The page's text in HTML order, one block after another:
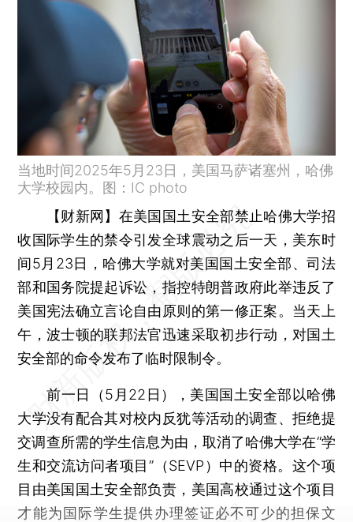
当地时间2025年5月23日，美国马萨诸塞州，哈佛
大学校园内。图：IC photo
【财新网】 在美国国土安全部禁止哈佛大学招
收国际学生的禁令引发全球震动之后一天，美东时
间5月23日，哈佛大学就对美国国土安全部、司法
部和国务院提起诉讼，指控特朗普政府此举违反了
美国宪法确立言论自由原则的第一修正案。当天上
午，波士顿的联邦法官迅速采取初步行动，对国土
安全部的命令发布了临时限制令。
前一日（5月22日），美国国土安全部以哈佛
大学没有配合其对校内反犹等活动的调查、拒绝提
交调查所需的学生信息为由，取消了哈佛大学在“学
生和交流访问者项目”（SEVP）中的资格。这个项
目由美国国土安全部负责，美国高校通过这个项目
才能为国际学生提供办理签证必不可少的担保文